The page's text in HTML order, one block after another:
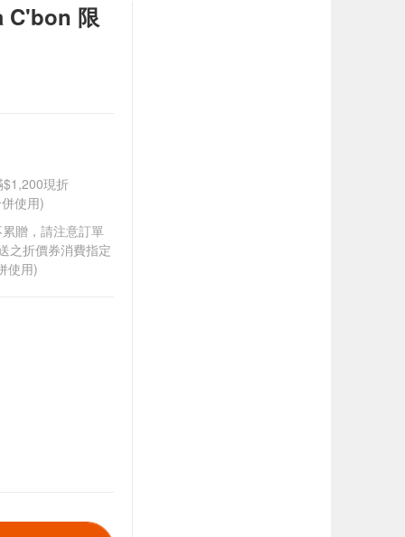
C'bon 限
現折
使用)
贈，請注意訂單
之折價券消費指定
使用)